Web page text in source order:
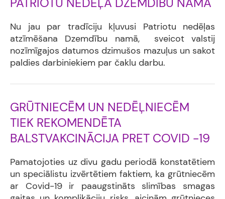
Nu jau par tradīciju kļuvusi Patriotu nedēļas
atzīmēšana Dzemdību namā, sveicot valstij
nozīmīgajos datumos dzimušos mazuļus un sakot
paldies darbiniekiem par čaklu darbu.
GRŪTNIECĒM UN NEDĒĻNIECĒM
TIEK REKOMENDĒTA
BALSTVAKCINĀCIJA PRET COVID -19
Pamatojoties uz divu gadu periodā konstatētiem
un speciālistu izvērtētiem faktiem, ka grūtniecēm
ar Covid-19 ir paaugstināts slimības smagas